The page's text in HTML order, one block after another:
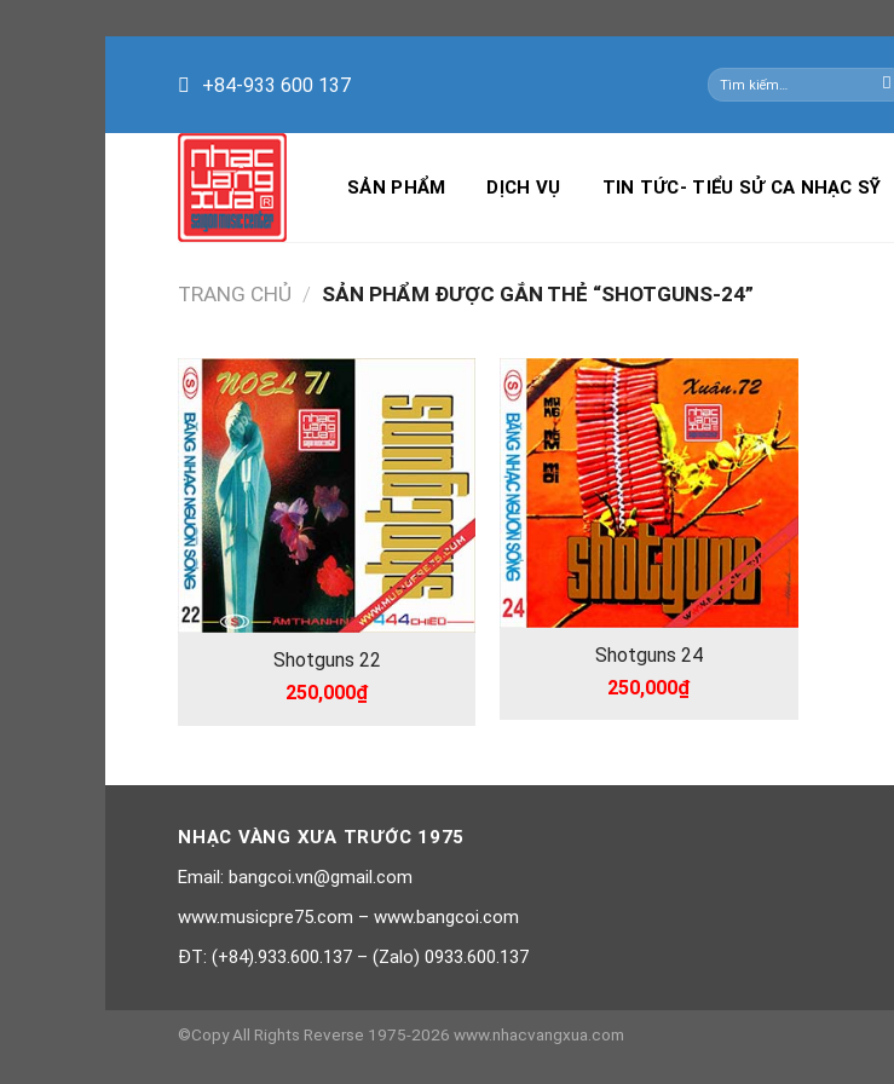
+84-933 600 137
Tìm
kiếm:
SẢN PHẨM DỊCH VỤ TIN TỨC- TIỂU SỬ CA NHẠC SỸ
TRANG CHỦ / SẢN PHẨM ĐƯỢC GẮN THẺ “SHOTGUNS-24”
Shotguns 22
250,000₫
Shotguns 24
250,000₫
NHẠC VÀNG XƯA TRƯỚC 1975
Email: bangcoi.vn@gmail.com
www.musicpre75.com – www.bangcoi.com
ĐT: (+84).933.600.137 – (Zalo) 0933.600.137
©Copy All Rights Reverse 1975-2026 www.nhacvangxua.com